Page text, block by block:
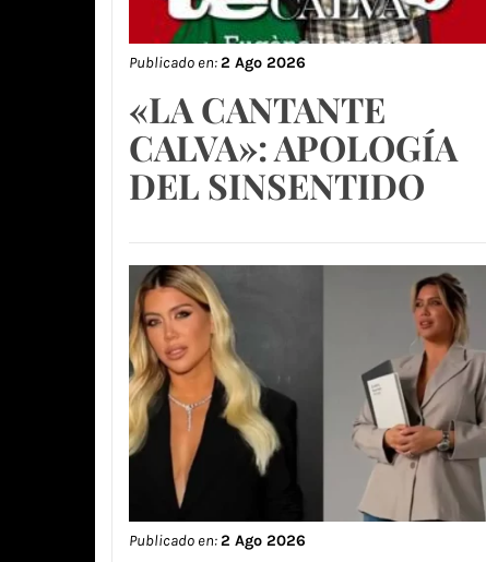
Publicado en:2 Ago 2026
«LA CANTANTE
CALVA»: APOLOGÍA
DEL SINSENTIDO
Publicado en:2 Ago 2026